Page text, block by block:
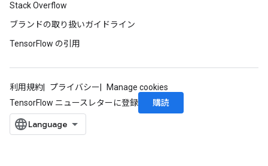
Stack Overflow
ブランドの取り扱いガイドライン
TensorFlow の引用
利用規約 プライバシー
Manage cookies
TensorFlow ニュースレターに登録
購読